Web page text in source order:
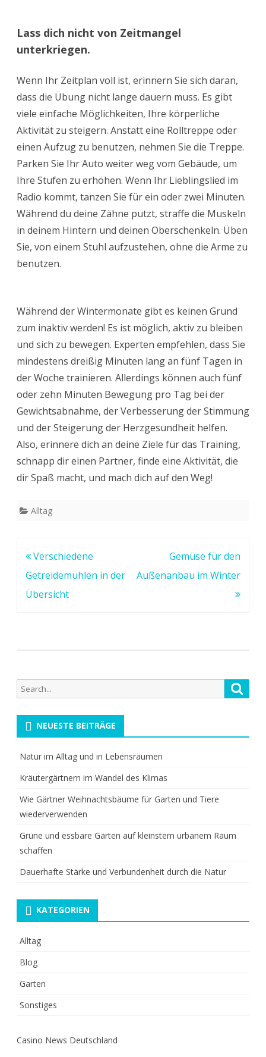
Lass dich nicht von Zeitmangel
unterkriegen.
Wenn Ihr Zeitplan voll ist, erinnern Sie sich daran,
dass die Übung nicht lange dauern muss. Es gibt
viele einfache Möglichkeiten, Ihre körperliche
Aktivität zu steigern. Anstatt eine Rolltreppe oder
einen Aufzug zu benutzen, nehmen Sie die Treppe.
Parken Sie Ihr Auto weiter weg vom Gebäude, um
Ihre Stufen zu erhöhen. Wenn Ihr Lieblingslied im
Radio kommt, tanzen Sie für ein oder zwei Minuten.
Während du deine Zähne putzt, straffe die Muskeln
in deinem Hintern und deinen Oberschenkeln. Üben
Sie, von einem Stuhl aufzustehen, ohne die Arme zu
benutzen.
Während der Wintermonate gibt es keinen Grund
zum inaktiv werden! Es ist möglich, aktiv zu bleiben
und sich zu bewegen. Experten empfehlen, dass Sie
mindestens dreißig Minuten lang an fünf Tagen in
der Woche trainieren. Allerdings können auch fünf
oder zehn Minuten Bewegung pro Tag bei der
Gewichtsabnahme, der Verbesserung der Stimmung
und der Steigerung der Herzgesundheit helfen.
Also, erinnere dich an deine Ziele für das Training,
schnapp dir einen Partner, finde eine Aktivität, die
dir Spaß macht, und mach dich auf den Weg!
Alltag
Beitragsnavigation
Verschiedene
Getreidemühlen in der
Übersicht
Gemüse für den
Außenanbau im Winter
Search
for:
NEUESTE BEITRÄGE
Natur im Alltag und in Lebensräumen
Kräutergärtnern im Wandel des Klimas
Wie Gärtner Weihnachtsbäume für Garten und Tiere
wiederverwenden
Grüne und essbare Gärten auf kleinstem urbanem Raum
schaffen
Dauerhafte Stärke und Verbundenheit durch die Natur
KATEGORIEN
Alltag
Blog
Garten
Sonstiges
Casino News Deutschland